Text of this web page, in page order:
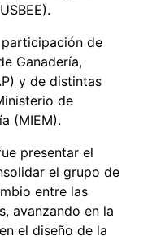
de
Ganadería,
y de distintas
de
(MIEM).
presentar el
el grupo de
entre las
avanzando en la
el diseño de la